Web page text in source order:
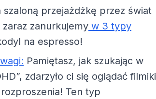
przejażdżkę przez świat
zanurkujemy w 3 typy
na espresso!
Pamiętasz, jak szukając w
zdarzyło ci się oglądać filmiki
rozproszenia! Ten typ